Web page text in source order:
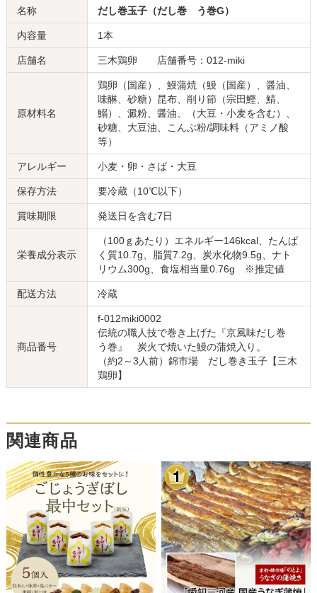
名称 だし巻玉子（だし巻 う巻G）
内容量 1本
店舗名 三木鶏卵 店舗番号：012-miki
原材料名
鶏卵（国産）、鰻蒲焼（鰻（国産）、醤油、
味醂、砂糖）昆布、削り節（宗田鰹、鯖、
鰯）、澱粉、醤油、（大豆・小麦を含む）、
砂糖、大豆油、こんぶ粉/調味料（アミノ酸
等）
アレルギー 小麦・卵・さば・大豆
保存方法 要冷蔵（10℃以下）
賞味期限 発送日を含む7日
栄養成分表示
（100ｇあたり）エネルギー146kcal、たんぱ
く質10.7g、脂質7.2g、炭水化物9.5g、ナト
リウム300g、食塩相当量0.76g ※推定値
配送方法 冷蔵
商品番号
f-012miki0002
伝統の職人技で巻き上げた『京風味だし巻
う巻』 炭火で焼いた鰻の蒲焼入り。
（約2～3人前）錦市場 だし巻き玉子【三木
鶏卵】
関連商品